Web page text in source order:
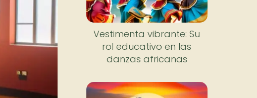
Vestimenta vibrante: Su
rol educativo en las
danzas africanas